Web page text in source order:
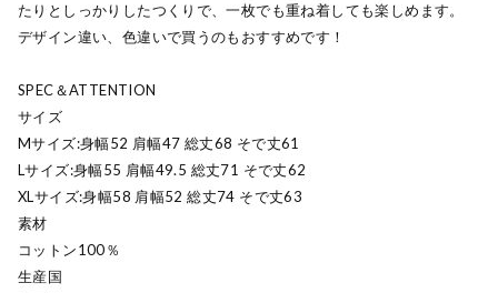
たりとしっかりしたつくりで、一枚でも重ね着しても楽しめます。
デザイン違い、色違いで買うのもおすすめです！
SPEC＆ATTENTION
サイズ
Mサイズ:身幅52 肩幅47 総丈68 そで丈61
Lサイズ:身幅55 肩幅49.5 総丈71 そで丈62
XLサイズ:身幅58 肩幅52 総丈74 そで丈63
素材
コットン100％
生産国